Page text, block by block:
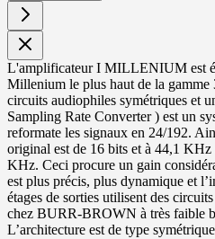
L'amplificateur I MILLENIUM est
Millenium le plus haut de la gamme
circuits audiophiles symétriques et
Sampling Rate Converter ) est un
reformate les signaux en 24/192.
original est de 16 bits et à 44,1 KHz
KHz. Ceci procure un gain
est plus précis, plus dynamique et
étages de sorties utilisent des
chez BURR-BROWN à très faible
L’architecture est de type